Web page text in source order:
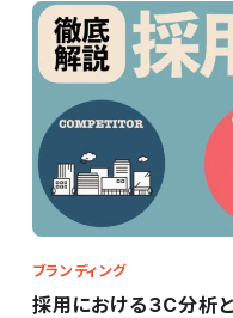
ブランディング
採用における３C分析